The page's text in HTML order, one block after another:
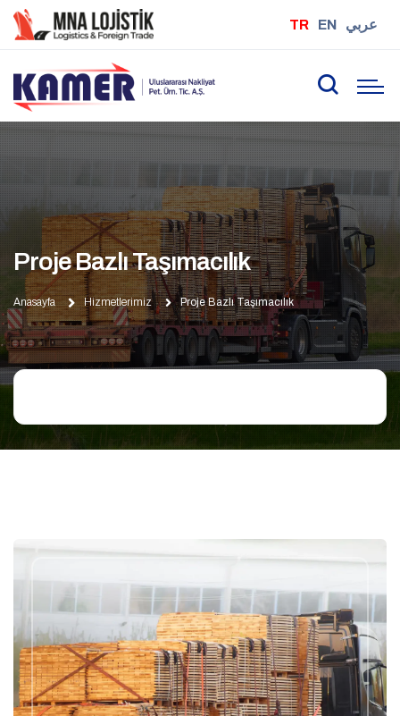
TR EN عربي
Proje Bazlı Taşımacılık
Anasayfa Hizmetlerimiz Proje Bazlı Taşımacılık